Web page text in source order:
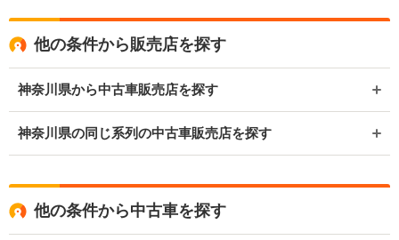
他の条件から販売店を探す
神奈川県から中古車販売店を探す
神奈川県の同じ系列の中古車販売店を探す
他の条件から中古車を探す